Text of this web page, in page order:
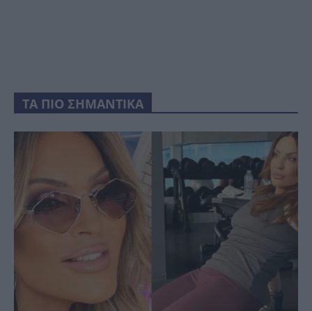
ΤΑ ΠΙΟ ΣΗΜΑΝΤΙΚΑ